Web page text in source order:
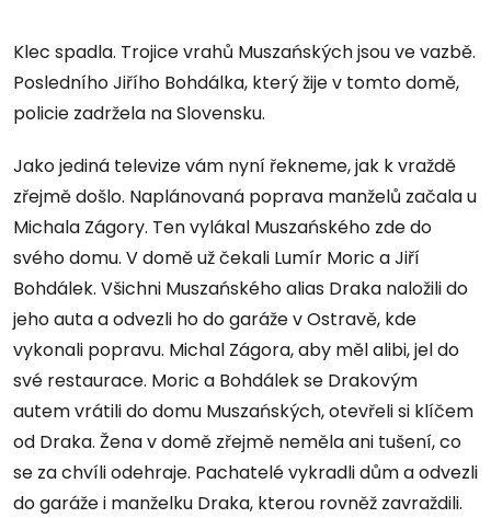
Klec spadla. Trojice vrahů Muszańských jsou ve vazbě.
Posledního Jiřího Bohdálka, který žije v tomto domě,
policie zadržela na Slovensku.
Jako jediná televize vám nyní řekneme, jak k vraždě
zřejmě došlo. Naplánovaná poprava manželů začala u
Michala Zágory. Ten vylákal Muszańského zde do
svého domu. V domě už čekali Lumír Moric a Jiří
Bohdálek. Všichni Muszańského alias Draka naložili do
jeho auta a odvezli ho do garáže v Ostravě, kde
vykonali popravu. Michal Zágora, aby měl alibi, jel do
své restaurace. Moric a Bohdálek se Drakovým
autem vrátili do domu Muszańských, otevřeli si klíčem
od Draka. Žena v domě zřejmě neměla ani tušení, co
se za chvíli odehraje. Pachatelé vykradli dům a odvezli
do garáže i manželku Draka, kterou rovněž zavraždili.